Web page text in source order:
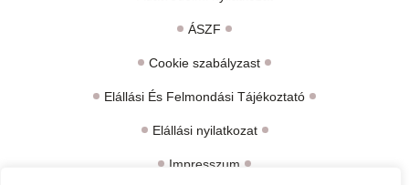
ÁSZF
Cookie szabályzast
Elállási És Felmondási Tájékoztató
Elállási nyilatkozat
Impresszum